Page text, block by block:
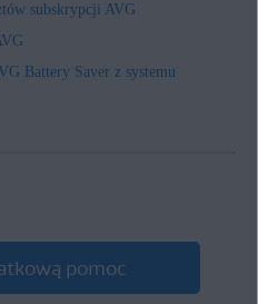
subskrypcji AVG
Battery Saver z systemu
pomoc